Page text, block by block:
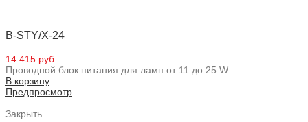
B-STY/X-24
14 415 руб.
Проводной блок питания для ламп от 11 до 25 W
В корзину
Предпросмотр
Закрыть